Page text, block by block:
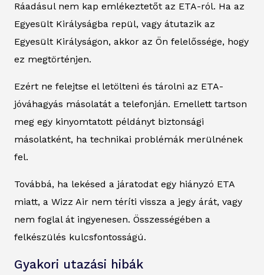
Ráadásul nem kap emlékeztetőt az ETA-ról. Ha az
Egyesült Királyságba repül, vagy átutazik az
Egyesült Királyságon, akkor az Ön felelőssége, hogy
ez megtörténjen.
Ezért ne felejtse el letölteni és tárolni az ETA-
jóváhagyás másolatát a telefonján. Emellett tartson
meg egy kinyomtatott példányt biztonsági
másolatként, ha technikai problémák merülnének
fel.
Továbbá, ha lekésed a járatodat egy hiányzó ETA
miatt, a Wizz Air nem téríti vissza a jegy árát, vagy
nem foglal át ingyenesen. Összességében a
felkészülés kulcsfontosságú.
Gyakori utazási hibák